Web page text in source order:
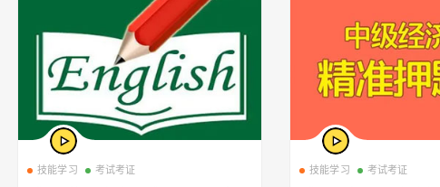
技能学习 考试考证 技能学习 考试考证